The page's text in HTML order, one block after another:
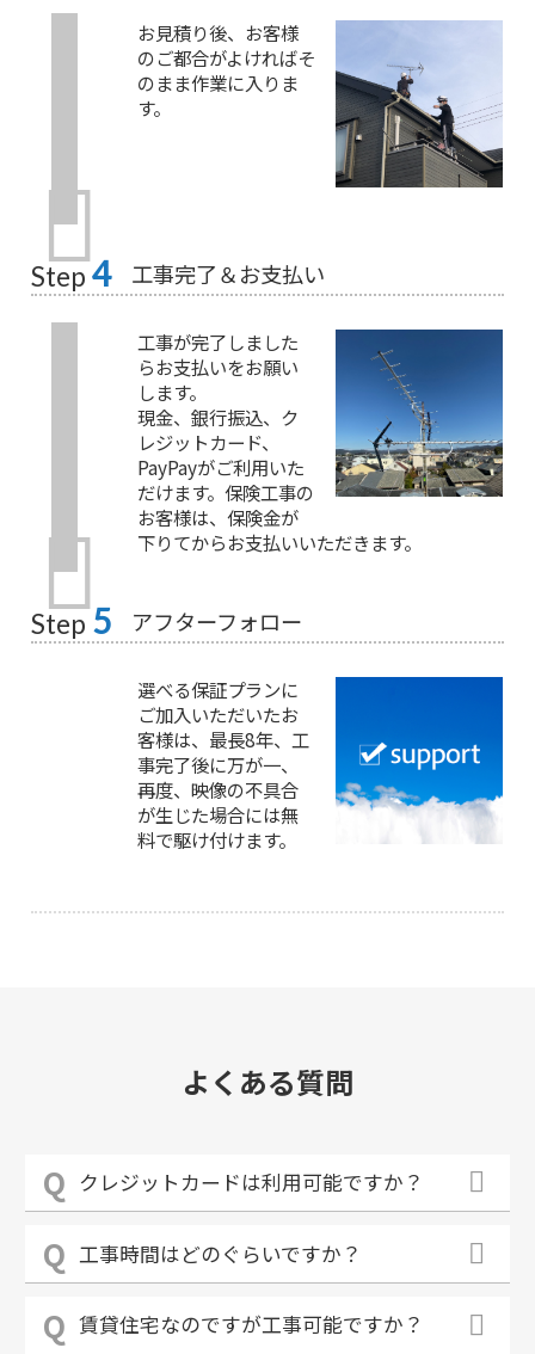
お見積り後、お客様
のご都合がよければそ
のまま作業に入りま
す。
Step 4 工事完了＆お支払い
工事が完了しました
らお支払いをお願い
します。
現金、銀行振込、ク
レジットカード、
PayPayがご利用いた
だけます。保険工事の
お客様は、保険金が
下りてからお支払いいただきます。
Step 5 アフターフォロー
選べる保証プランに
ご加入いただいたお
客様は、最長8年、工
事完了後に万が一、
再度、映像の不具合
が生じた場合には無
料で駆け付けます。
よくある質問
クレジットカードは利用可能ですか？
工事時間はどのぐらいですか？
賃貸住宅なのですが工事可能ですか？